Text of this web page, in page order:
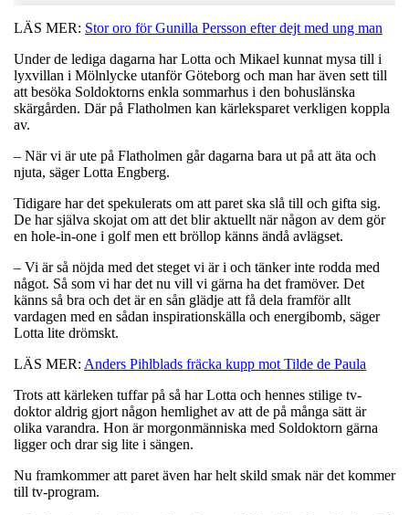
LÄS MER: Stor oro för Gunilla Persson efter dejt med ung man
Under de lediga dagarna har Lotta och Mikael kunnat mysa till i
lyxvillan i Mölnlycke utanför Göteborg och man har även sett till
att besöka Soldoktorns enkla sommarhus i den bohuslänska
skärgården. Där på Flatholmen kan kärleksparet verkligen koppla
av.
– När vi är ute på Flatholmen går dagarna bara ut på att äta och
njuta, säger Lotta Engberg.
Tidigare har det spekulerats om att paret ska slå till och gifta sig.
De har själva skojat om att det blir aktuellt när någon av dem gör
en hole-in-one i golf men ett bröllop känns ändå avlägset.
– Vi är så nöjda med det steget vi är i och tänker inte rodda med
något. Så som vi har det nu vill vi gärna ha det framöver. Det
känns så bra och det är en sån glädje att få dela framför allt
vardagen med en sådan inspirationskälla och energibomb, säger
Lotta lite drömskt.
LÄS MER: Anders Pihlblads fräcka kupp mot Tilde de Paula
Trots att kärleken tuffar på så har Lotta och hennes stilige tv-
doktor aldrig gjort någon hemlighet av att de på många sätt är
olika varandra. Hon är morgonmänniska med Soldoktorn gärna
ligger och drar sig lite i sängen.
Nu framkommer att paret även har helt skild smak när det kommer
till tv-program.